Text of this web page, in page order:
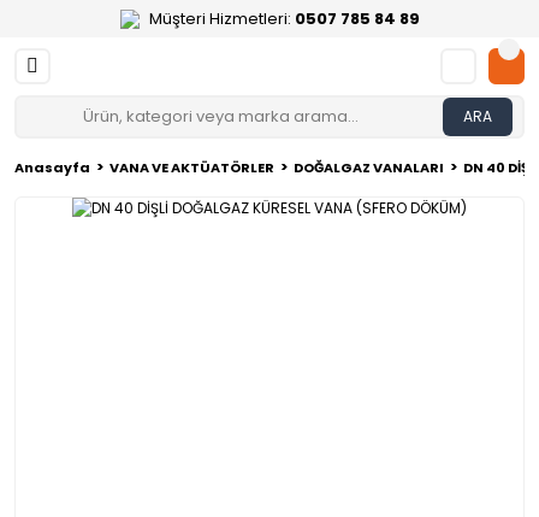
Müşteri Hizmetleri: 0507 785 84 89
ARA
Anasayfa VANA VE AKTÜATÖRLER DOĞALGAZ VANALARI DN 40